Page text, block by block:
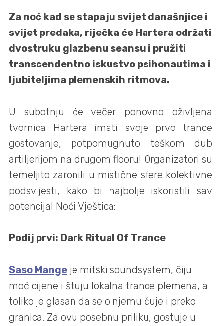
Za noć kad se stapaju svijet današnjice i
svijet predaka, riječka će Hartera održati
dvostruku glazbenu seansu i pružiti
transcendentno iskustvo psihonautima i
ljubiteljima plemenskih ritmova.
U subotnju će večer ponovno oživljena
tvornica Hartera imati svoje prvo trance
gostovanje, potpomugnuto teškom dub
artiljerijom na drugom flooru! Organizatori su
temeljito zaronili u mistične sfere kolektivne
podsvijesti, kako bi najbolje iskoristili sav
potencijal Noći Vještica:
Podij prvi: Dark Ritual Of Trance
Saso Mange je mitski soundsystem, čiju
moć cijene i štuju lokalna trance plemena, a
toliko je glasan da se o njemu čuje i preko
granica. Za ovu posebnu priliku, gostuje u